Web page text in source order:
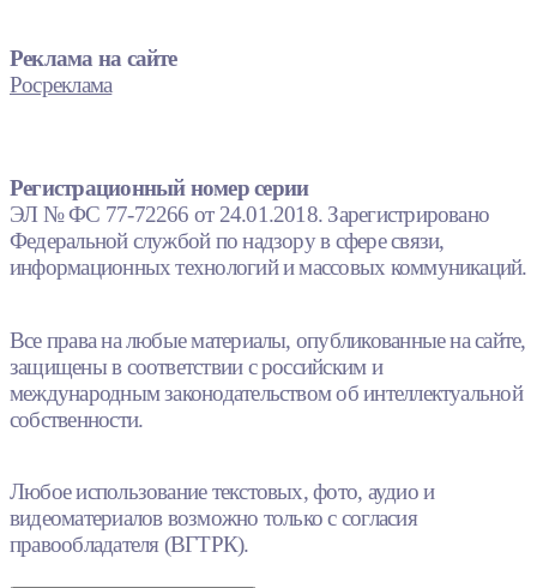
Реклама на сайте
Росреклама
Регистрационный номер серии
ЭЛ № ФС 77-72266 от 24.01.2018. Зарегистрировано
Федеральной службой по надзору в сфере связи,
информационных технологий и массовых коммуникаций.
Все права на любые материалы, опубликованные на сайте,
защищены в соответствии с российским и
международным законодательством об интеллектуальной
собственности.
Любое использование текстовых, фото, аудио и
видеоматериалов возможно только с согласия
правообладателя (ВГТРК).